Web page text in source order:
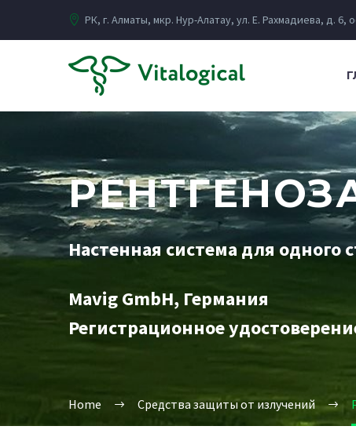
РК, г. Алматы, мкр. Нур-Алатау, ул. Е. Рахмадиева, д. 6,
Настенная система для одного
Mavig GmbH, Германия
Регистрационное
Home Средства защиты от излучений